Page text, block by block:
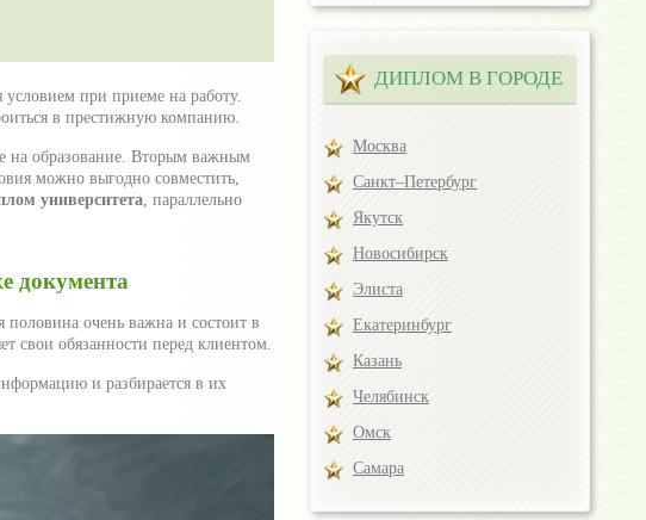
при приеме на работу.
в престижную компанию.
на образование. Вторым важным
можно выгодно совместить,
университета, параллельно
документа
половина очень важна и состоит в
свои обязанности перед клиентом.
и разбирается в их
ДИПЛОМ В ГОРОДЕ
Москва
Санкт–Петербург
Якутск
Новосибирск
Элиста
Екатеринбург
Казань
Челябинск
Омск
Самара